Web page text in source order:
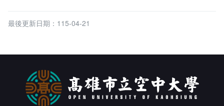
最後更新日期：115-04-21